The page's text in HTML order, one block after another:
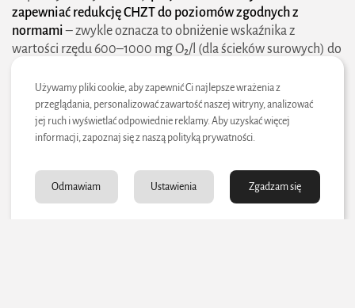
zapewniać redukcję CHZT do poziomów zgodnych z
normami– zwykle oznacza to obniżenie wskaźnika z
wartości rzędu 600–1000 mg O₂/l (dla ścieków surowych) do
Etapy oczyszczania, które redukują CHZT:
oczyszczanie mechaniczne– usuwa zawiesiny, ale ma
niewielki wpływ na CHZT,
oczyszczanie biologiczne (tlenowe)
procesy chemiczne (koagulacja, utlenianie)– redukują
CHZT trudnych do biodegradacji związków,
Używamy pliki cookie, aby zapewnić Ci najlepsze wrażenia z
przeglądania, personalizować zawartość naszej witryny, analizować
jej ruch i wyświetlać odpowiednie reklamy. Aby uzyskać więcej
informacji, zapoznaj się z naszą polityką prywatności.
Zgadzam się
Ustawienia
Odmawiam